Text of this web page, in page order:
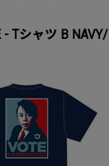
- Tシャツ B NAVY/